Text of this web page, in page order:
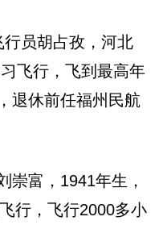
员胡占孜，河北
飞行，飞到最高年
退休前任福州民航
崇富，1941年生，
行，飞行2000多小